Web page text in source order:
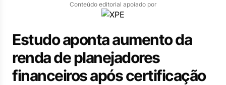
Conteúdo editorial apoiado por
Estudo aponta aumento da
renda de planejadores
financeiros após certificação